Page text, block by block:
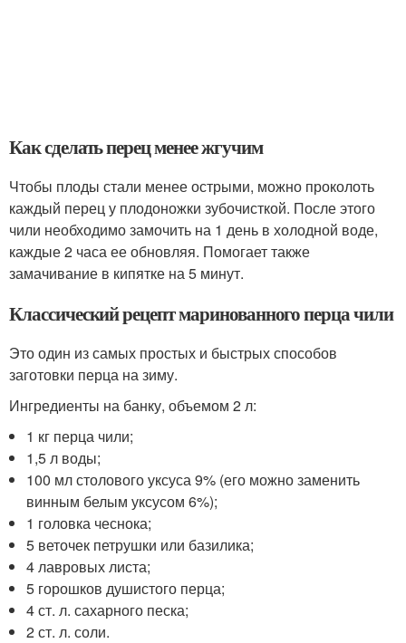
Как сделать перец менее жгучим
Чтобы плоды стали менее острыми, можно проколоть
каждый перец у плодоножки зубочисткой. После этого
чили необходимо замочить на 1 день в холодной воде,
каждые 2 часа ее обновляя. Помогает также
замачивание в кипятке на 5 минут.
Классический рецепт маринованного перца чили
Это один из самых простых и быстрых способов
заготовки перца на зиму.
Ингредиенты на банку, объемом 2 л:
1 кг перца чили;
1,5 л воды;
100 мл столового уксуса 9% (его можно заменить
винным белым уксусом 6%);
1 головка чеснока;
5 веточек петрушки или базилика;
4 лавровых листа;
5 горошков душистого перца;
4 ст. л. сахарного песка;
2 ст. л. соли.